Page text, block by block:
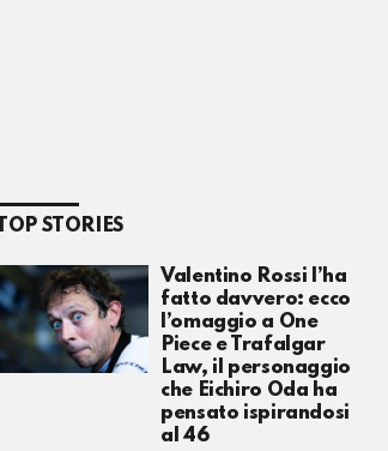
STORIES
Valentino Rossi l’ha
fatto davvero: ecco
l’omaggio a One
Piece e Trafalgar
Law, il personaggio
che Eichiro Oda ha
pensato ispirandosi
al 46